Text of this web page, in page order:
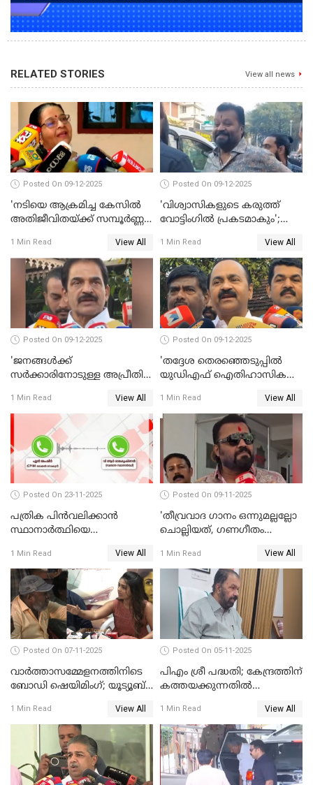
RELATED STORIES View all news
Posted On 09-12-2025
'നടിയെ ആക്രമിച്ച കേസില്‍
അതിജീവിതയ്ക്ക് സമ്പൂര്‍ണ്ണ
MLA WATCH VIDEO
1 Min Read View All
Posted On 09-12-2025
'വിശ്വാസികളുടെ കരുത്ത്
വോട്ടിംഗില്‍ പ്രകടമാകും';
1 Min Read View All
Posted On 09-12-2025
'ജനങ്ങള്‍ക്ക്
സര്‍ക്കാരിനോടുള്ള അപ്രീതി
പ്രതിഫലിക്കും'; കെ.സി
വേണുഗോപാല്‍ WATCH
1 Min Read View All
Posted On 09-12-2025
'തദ്ദേശ തെരഞ്ഞെടുപ്പില്‍
യുഡിഎഫ് ഐതിഹാസിക
സതീശന്‍ WATCH VIDEO
1 Min Read View All
Posted On 23-11-2025
പത്രിക പിന്‍വലിക്കാന്‍
സ്ഥാനാര്‍ത്ഥിയെ
WATCH VIDEO
1 Min Read View All
Posted On 09-11-2025
'തീവ്രവാദ ഗാനം ഒന്നുമല്ലല്ലോ
ചൊല്ലിയത്, ഗണഗീതം
ഭാഗം'; സുരേഷ് ഗോപി WATCH
VIDEO
1 Min Read View All
Posted On 07-11-2025
വാർത്താസമ്മേളനത്തിനിടെ
ബോഡി ഷെയിമിംഗ്; യൂട്യൂബ്
മറുപടിയുമായി ഗൗരി കിഷന്‍
WATCH VIDEO
1 Min Read View All
Posted On 05-11-2025
പിഎം ശ്രീ പദ്ധതി; കേന്ദ്രത്തിന്
കത്തയക്കുന്നതില്‍
വി.ശിവന്‍കുട്ടി WATCH VIDEO
1 Min Read View All